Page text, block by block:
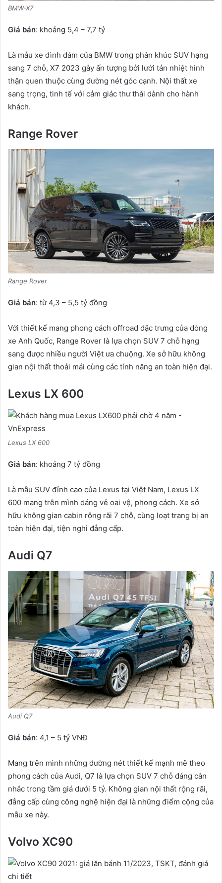
BMW-X7
Giá bán: khoảng 5,4 – 7,7 tỷ
Là mẫu xe đình đám của BMW trong phân khúc SUV hạng
sang 7 chỗ, X7 2023 gây ấn tượng bởi lưới tản nhiệt hình
thận quen thuộc cùng đường nét góc cạnh. Nội thất xe
sang trọng, tinh tế với cảm giác thư thái dành cho hành
khách.
Range Rover
Range Rover
Giá bán: từ 4,3 – 5,5 tỷ đồng
Với thiết kế mang phong cách offroad đặc trưng của dòng
xe Anh Quốc, Range Rover là lựa chọn SUV 7 chỗ hạng
sang được nhiều người Việt ưa chuộng. Xe sở hữu không
gian nội thất thoải mái cùng các tính năng an toàn hiện đại.
Lexus LX 600
Lexus LX 600
Giá bán: khoảng 7 tỷ đồng
Là mẫu SUV đỉnh cao của Lexus tại Việt Nam, Lexus LX
600 mang trên mình dáng vẻ oai vệ, phong cách. Xe sở
hữu không gian cabin rộng rãi 7 chỗ, cùng loạt trang bị an
toàn hiện đại, tiện nghi đẳng cấp.
Audi Q7
Audi Q7
Giá bán: 4,1 – 5 tỷ VNĐ
Mang trên mình những đường nét thiết kế mạnh mẽ theo
phong cách của Audi, Q7 là lựa chọn SUV 7 chỗ đáng cân
nhắc trong tầm giá dưới 5 tỷ. Không gian nội thất rộng rãi,
đẳng cấp cùng công nghệ hiện đại là những điểm cộng của
mẫu xe này.
Volvo XC90